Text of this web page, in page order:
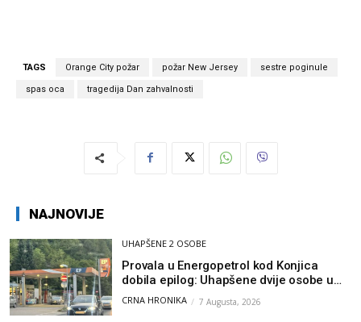
TAGS Orange City požar požar New Jersey sestre poginule
spas oca tragedija Dan zahvalnosti
NAJNOVIJE
UHAPŠENE 2 OSOBE
Provala u Energopetrol kod Konjica
dobila epilog: Uhapšene dvije osobe u
Čapljini i Jablanici
CRNA HRONIKA 7 Augusta, 2026